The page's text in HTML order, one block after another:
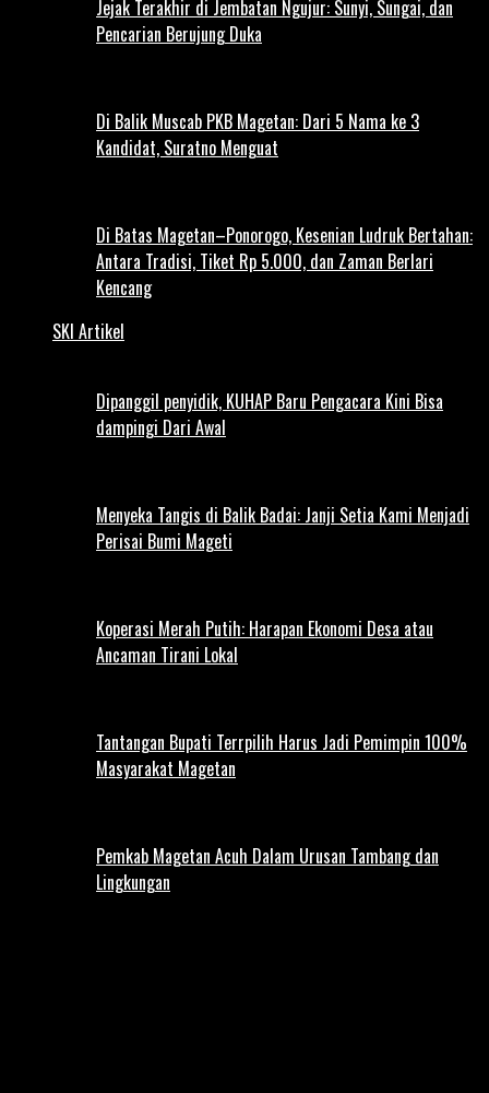
Jejak Terakhir di Jembatan Ngujur: Sunyi, Sungai, dan
Pencarian Berujung Duka
Di Balik Muscab PKB Magetan: Dari 5 Nama ke 3
Kandidat, Suratno Menguat
Di Batas Magetan–Ponorogo, Kesenian Ludruk Bertahan:
Antara Tradisi, Tiket Rp 5.000, dan Zaman Berlari
Kencang
SKI Artikel
Dipanggil penyidik, KUHAP Baru Pengacara Kini Bisa
dampingi Dari Awal
Menyeka Tangis di Balik Badai: Janji Setia Kami Menjadi
Perisai Bumi Mageti
Koperasi Merah Putih: Harapan Ekonomi Desa atau
Ancaman Tirani Lokal
Tantangan Bupati Terrpilih Harus Jadi Pemimpin 100%
Masyarakat Magetan
Pemkab Magetan Acuh Dalam Urusan Tambang dan
Lingkungan